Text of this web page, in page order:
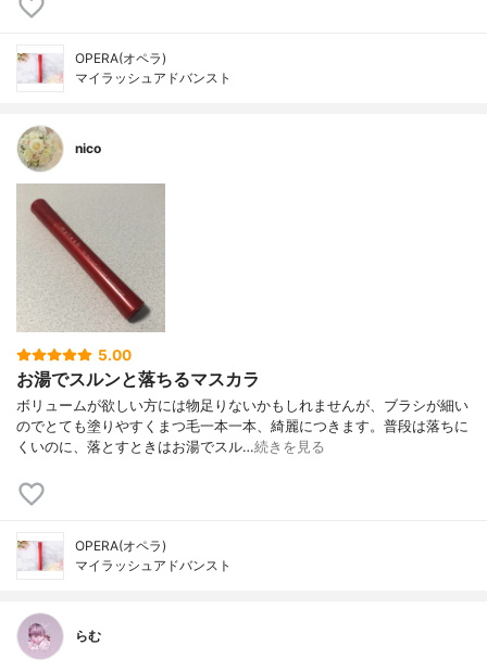
OPERA(オペラ)
マイラッシュアドバンスト
nico
5.00
お湯でスルンと落ちるマスカラ
ボリュームが欲しい方には物足りないかもしれませんが、ブラシが細い
のでとても塗りやすくまつ毛一本一本、綺麗につきます。普段は落ちに
くいのに、落とすときはお湯でスル…続きを見る
OPERA(オペラ)
マイラッシュアドバンスト
らむ